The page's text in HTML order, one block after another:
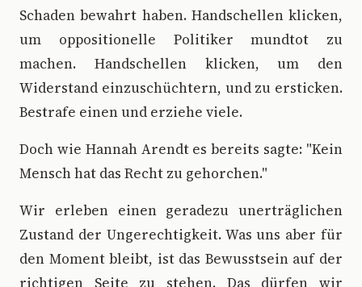
Schaden bewahrt haben. Handschellen klicken,
um oppositionelle Politiker mundtot zu
machen. Handschellen klicken, um den
Widerstand einzuschüchtern, und zu ersticken.
Bestrafe einen und erziehe viele.
Doch wie Hannah Arendt es bereits sagte: "Kein
Mensch hat das Recht zu gehorchen."
Wir erleben einen geradezu unerträglichen
Zustand der Ungerechtigkeit. Was uns aber für
den Moment bleibt, ist das Bewusstsein auf der
richtigen Seite zu stehen. Das dürfen wir